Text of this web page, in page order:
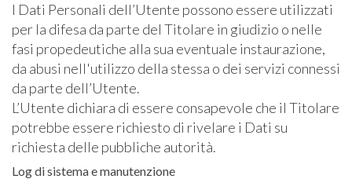
I Dati Personali dell’Utente possono essere utilizzati
per la difesa da parte del Titolare in giudizio o nelle
fasi propedeutiche alla sua eventuale instaurazione,
da abusi nell'utilizzo della stessa o dei servizi connessi
da parte dell’Utente.
L’Utente dichiara di essere consapevole che il Titolare
potrebbe essere richiesto di rivelare i Dati su
richiesta delle pubbliche autorità.
Log di sistema e manutenzione